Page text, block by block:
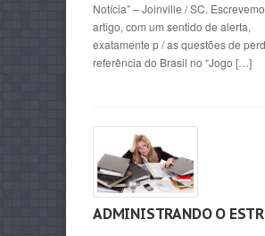
Notícia” – Joinville / SC.
artigo, com um sentido de alerta,
exatamente p / as questões de
referência do Brasil no “Jogo […]
ADMINISTRANDO O